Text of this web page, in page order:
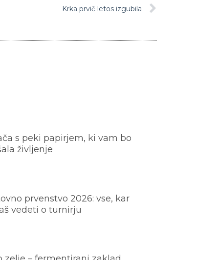
Krka prvič letos izgubila
s peki papirjem, ki vam bo
življenje
prvenstvo 2026: vse, kar
vedeti o turnirju